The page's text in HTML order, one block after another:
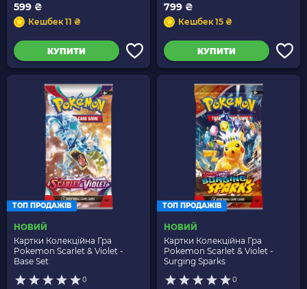
599 ₴
Кешбек 11 ₴
КУПИТИ
799 ₴
Кешбек 15 ₴
КУПИТИ
ТОП ПРОДАЖІВ
НОВИЙ
Картки Колекційна Гра
Pokemon Scarlet & Violet -
Base Set
0
ТОП ПРОДАЖІВ
НОВИЙ
Картки Колекційна Гра
Pokemon Scarlet & Violet -
Surging Sparks
0